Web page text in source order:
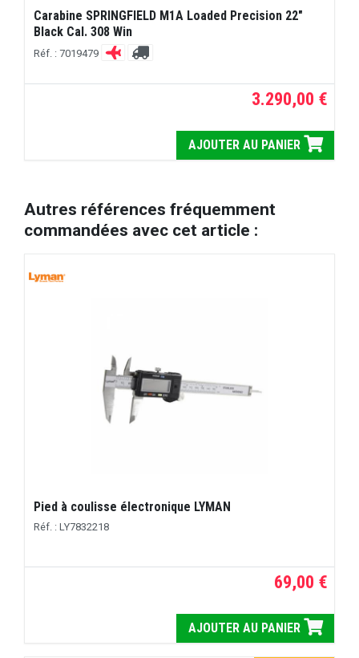
Carabine SPRINGFIELD M1A Loaded Precision 22"
Black Cal. 308 Win
Réf. : 7019479
3.290,00 €
AJOUTER AU PANIER
Autres références fréquemment
commandées avec cet article :
Pied à coulisse électronique LYMAN
Réf. : LY7832218
69,00 €
AJOUTER AU PANIER